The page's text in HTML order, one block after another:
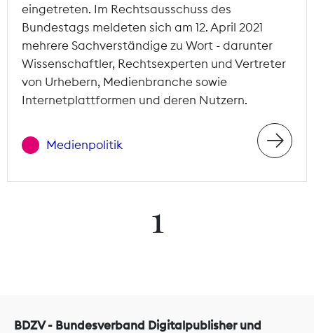
eingetreten. Im Rechtsausschuss des
Bundestags meldeten sich am 12. April 2021
mehrere Sachverständige zu Wort - darunter
Wissenschaftler, Rechtsexperten und Vertreter
von Urhebern, Medienbranche sowie
Internetplattformen und deren Nutzern.
Medienpolitik
1
BDZV - Bundesverband Digitalpublisher und